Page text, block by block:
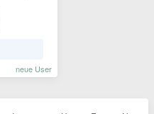
neue User